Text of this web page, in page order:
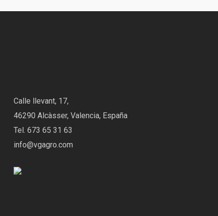
Calle llevant, 17,
46290 Alcàsser, Valencia, España
Tel. 673 65 31 63
info@vgagro.com